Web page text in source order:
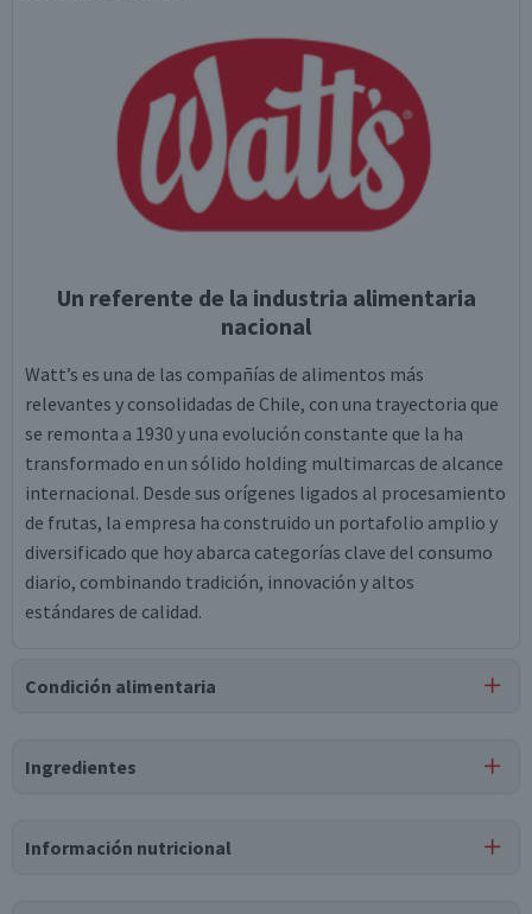
Un referente de la industria alimentaria
nacional
Watt’s es una de las compañías de alimentos más
relevantes y consolidadas de Chile, con una trayectoria que
se remonta a 1930 y una evolución constante que la ha
transformado en un sólido holding multimarcas de alcance
internacional. Desde sus orígenes ligados al procesamiento
de frutas, la empresa ha construido un portafolio amplio y
diversificado que hoy abarca categorías clave del consumo
diario, combinando tradición, innovación y altos
estándares de calidad.
Condición alimentaria
Ingredientes
Información nutricional